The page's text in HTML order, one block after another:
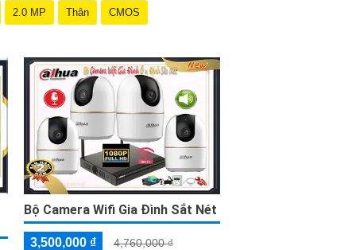
hoặc hỗ trợ khác, đừng ngần ngại để liên hệ với
2.0 MP Thân CMOS
Bộ Camera Wifi Gia Đình Sắt Nét
3,500,000 ₫ 4,760,000 ₫